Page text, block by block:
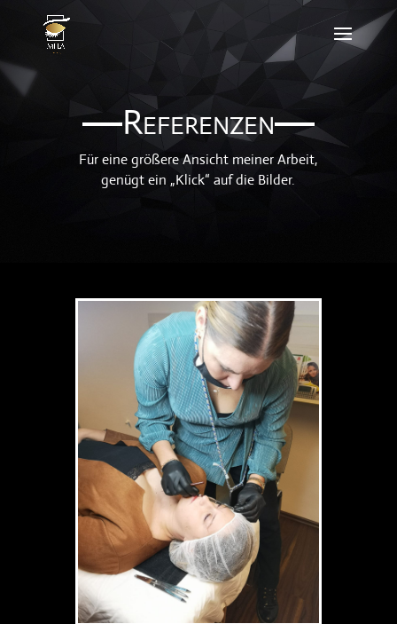
Referenzen
Für eine größere Ansicht meiner Arbeit,
genügt ein „Klick“ auf die Bilder.